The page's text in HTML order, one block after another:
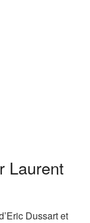
Laurent
Dussart et